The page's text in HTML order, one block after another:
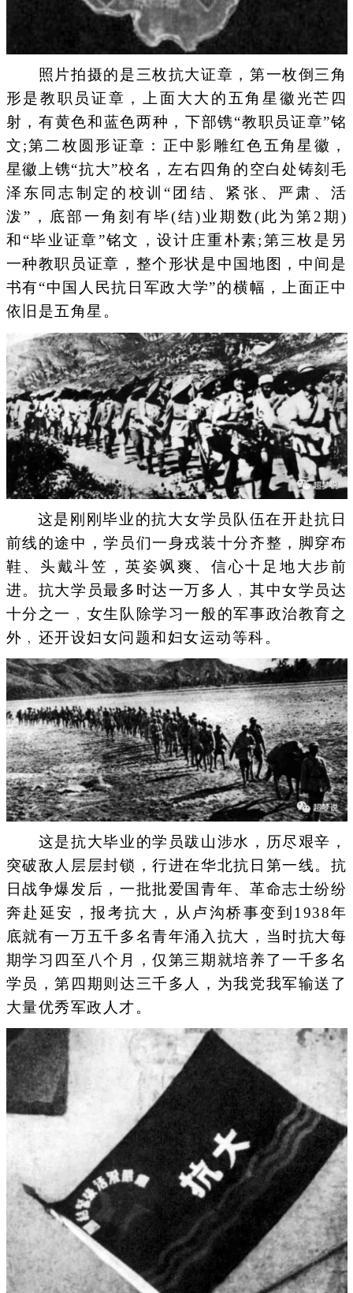
照片拍摄的是三枚抗大证章，第一枚倒三角
形是教职员证章，上面大大的五角星徽光芒四
射，有黄色和蓝色两种，下部镌“教职员证章”铭
文;第二枚圆形证章：正中影雕红色五角星徽，
星徽上镌“抗大”校名，左右四角的空白处铸刻毛
泽东同志制定的校训“团结、紧张、严肃、活
泼”，底部一角刻有毕(结)业期数(此为第2期)
和“毕业证章”铭文，设计庄重朴素;第三枚是另
一种教职员证章，整个形状是中国地图，中间是
书有“中国人民抗日军政大学”的横幅，上面正中
依旧是五角星。
这是刚刚毕业的抗大女学员队伍在开赴抗日
前线的途中，学员们一身戎装十分齐整，脚穿布
鞋、头戴斗笠，英姿飒爽、信心十足地大步前
进。抗大学员最多时达一万多人﹐其中女学员达
十分之一﹐女生队除学习一般的军事政治教育之
外﹐还开设妇女问题和妇女运动等科。
这是抗大毕业的学员跋山涉水，历尽艰辛，
突破敌人层层封锁，行进在华北抗日第一线。抗
日战争爆发后，一批批爱国青年、革命志士纷纷
奔赴延安，报考抗大，从卢沟桥事变到1938年
底就有一万五千多名青年涌入抗大，当时抗大每
期学习四至八个月，仅第三期就培养了一千多名
学员，第四期则达三千多人，为我党我军输送了
大量优秀军政人才。